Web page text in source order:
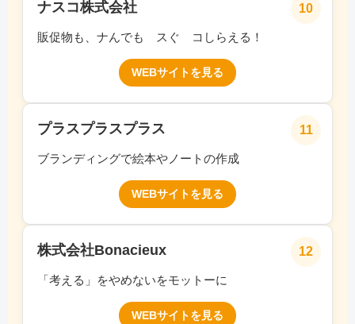
10
ナスコ株式会社
販促物も、ナんでも スぐ コしらえる！
WEBサイトを見る
11
プラスプラスプラス
ブランディングで絵本やノートの作成
WEBサイトを見る
12
株式会社Bonacieux
「考える」をやめないをモットーに
WEBサイトを見る